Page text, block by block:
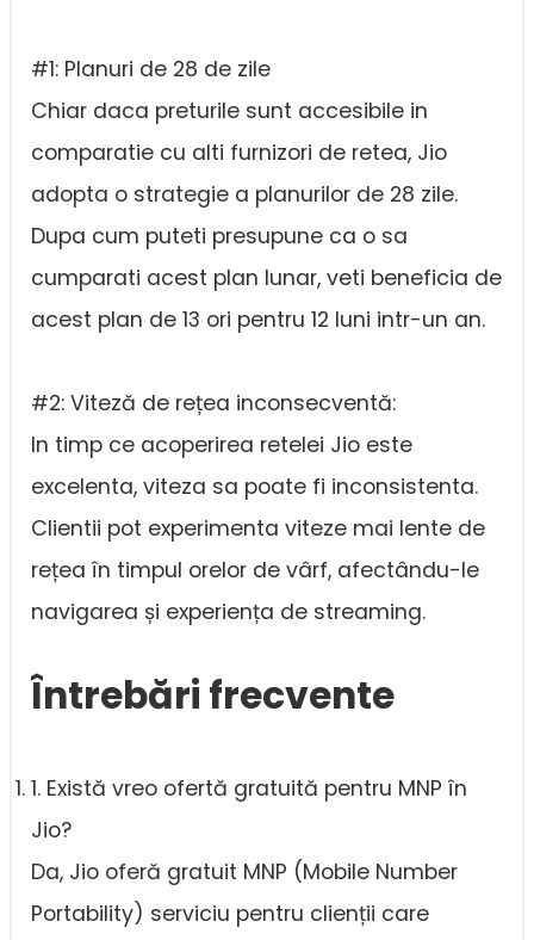
#1: Planuri de 28 de zile
Chiar daca preturile sunt accesibile in
comparatie cu alti furnizori de retea, Jio
adopta o strategie a planurilor de 28 zile.
Dupa cum puteti presupune ca o sa
cumparati acest plan lunar, veti beneficia de
acest plan de 13 ori pentru 12 luni intr-un an.
#2: Viteză de rețea inconsecventă:
In timp ce acoperirea retelei Jio este
excelenta, viteza sa poate fi inconsistenta.
Clientii pot experimenta viteze mai lente de
rețea în timpul orelor de vârf, afectându-le
navigarea și experiența de streaming.
Întrebări frecvente
1. Există vreo ofertă gratuită pentru MNP în
Jio?
Da, Jio oferă gratuit MNP (Mobile Number
Portability) serviciu pentru clienții care